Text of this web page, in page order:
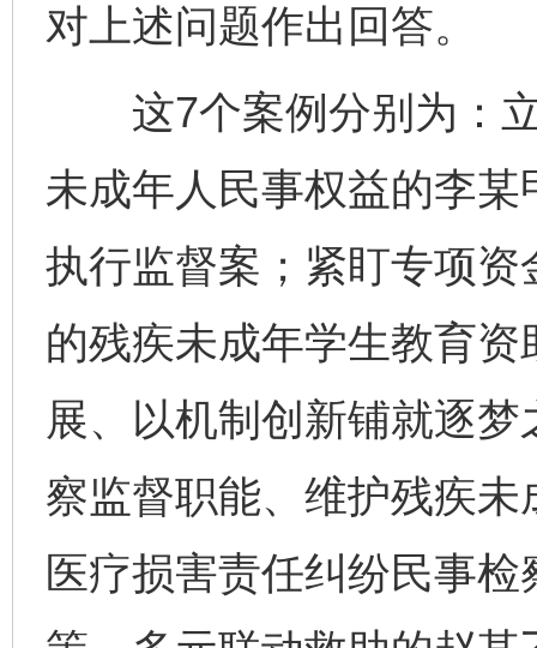
对上述问题作出回答。
这7个案例分别为：立
未成年人民事权益的李
执行监督案；紧盯专项
的残疾未成年学生教育
展、以机制创新铺就逐
察监督职能、维护残疾
医疗损害责任纠纷民事